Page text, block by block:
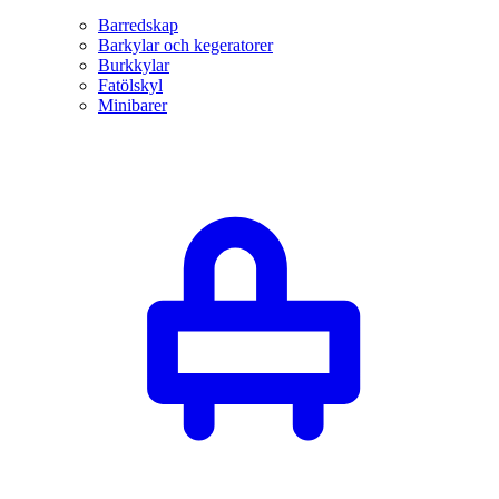
Barredskap
Barkylar och kegeratorer
Burkkylar
Fatölskyl
Minibarer